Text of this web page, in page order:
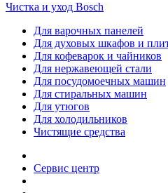
Чистка и уход Bosch
Для варочных панелей
Для духовых шкафов и
Для кофеварок и чайников
Для нержавеющей стали
Для посудомоечных машин
Для стиральных машин
Для утюгов
Для холодильников
Чистящие средства
Сервис центр